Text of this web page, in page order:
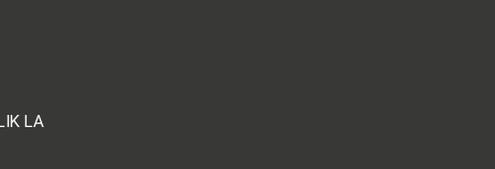
LA